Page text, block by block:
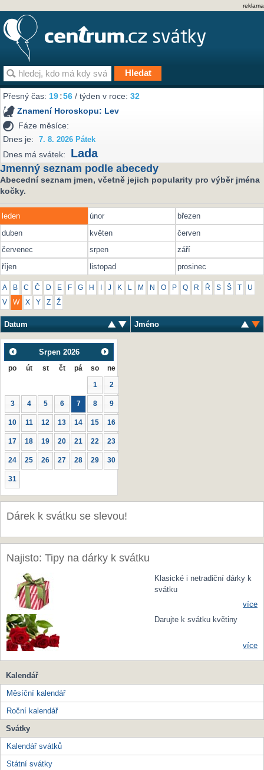
reklama
Přesný čas:19:56 / týden v roce:32
Znamení Horoskopu: Lev
Fáze měsíce:
Dnes je:
7. 8. 2026 Pátek
Dnes má svátek: Lada
Jmenný seznam podle abecedy
Abecední seznam jmen, včetně jejich popularity pro výběr jména
kočky.
leden únor
březen
duben
květen
červen
červenec
srpen
září
říjen
listopad prosinec
A B C Č D E F G H J K L M N O P Q R Ř S Š U
V W X Y Z Ž
Datum Jméno
Srpen 2026
po út st čt pá so ne
1 2
3 4 5 6 7 8 9
10 11 12 13 14 15 16
17 18 19 20 21 22 23
24 25 26 27 28 29 30
31
Dárek k svátku se slevou!
Najisto: Tipy na dárky k svátku
Klasické i netradiční dárky k
svátku
více
Darujte k svátku květiny
více
Kalendář
Měsíční kalendář
Roční kalendář
Svátky
Kalendář svátků
Státní svátky